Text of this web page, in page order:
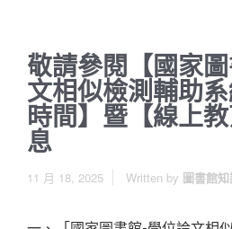
敬請參閱【國家
文相似檢測輔助
時間】暨【線上
息
11 月 18, 2025 Written by 圖書館